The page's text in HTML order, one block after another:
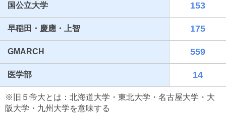
最近見た学校
神奈川県立厚木高等学校
国公立大学 153
早稲田・慶應・上智 175
GMARCH 559
医学部 14
※旧５帝大とは：北海道大学・東北大学・名古屋大学・大
阪大学・九州大学を意味する